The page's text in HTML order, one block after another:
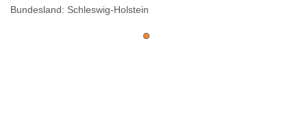
Bundesland: Schleswig-Holstein